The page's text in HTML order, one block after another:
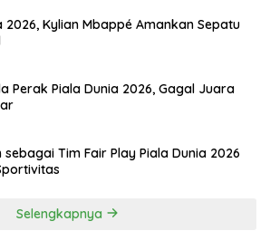
2026, Kylian Mbappé Amankan Sepatu
Perak Piala Dunia 2026, Gagal Juara
Tim Fair Play Piala Dunia 2026
Selengkapnya